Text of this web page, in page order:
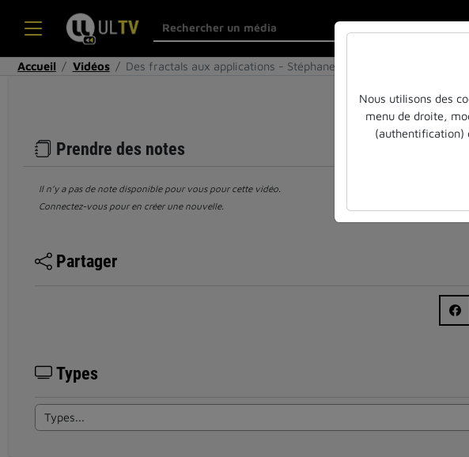
Accueil Vidéos Des fractals aux applications - Stéphane Jaf…
Prendre des notes
Il n’y a pas de note disponible pour vous pour cette vidéo.
Connectez-vous pour en créer une nouvelle.
Partager
Types
Nous utilisons des
menu de droite,
(authentification)